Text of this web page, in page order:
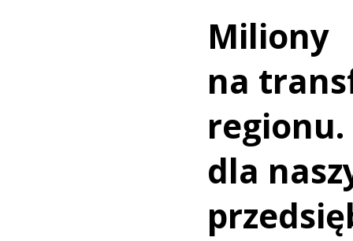
Miliony
na
regionu.
dla